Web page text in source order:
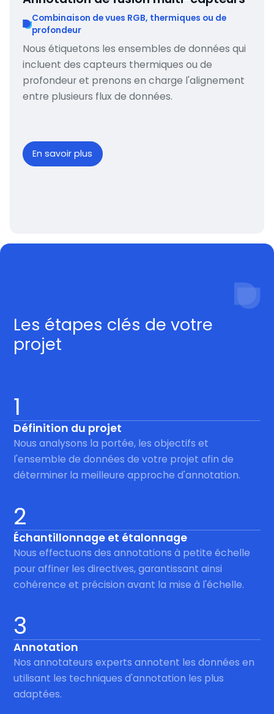
Combinaison de vues RGB, thermiques ou de
profondeur
Nous étiquetons les ensembles de données qui
incluent des capteurs thermiques ou de
profondeur et prenons en charge l'alignement
entre plusieurs flux de données.
En savoir plus
Les étapes clés de votre
projet
1
Définition du projet
Nous analysons la portée, les objectifs et
l'ensemble de données de votre projet afin de
déterminer la meilleure approche d'annotation.
2
Échantillonnage et étalonnage
Nous effectuons des annotations à petite échelle
pour affiner les directives, garantissant ainsi
cohérence et précision avant la mise à l'échelle.
3
Annotation
Nos annotateurs experts annotent les données en
utilisant les techniques d'annotation les plus
adaptées.